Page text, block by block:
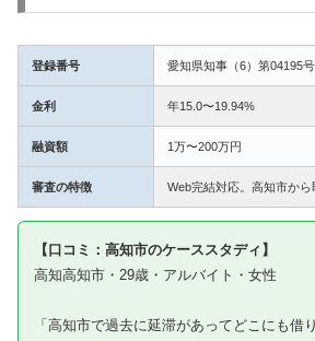
登録番号 愛知県知事（6）第04195号
金利 年15.0〜19.94%
融資額 1万〜200万円
審査の特徴 Web完結対応。高知市か
【口コミ：高知市のケーススタディ】
高知高知市・29歳・アルバイト・女性
「高知市で過去に延滞があってどこにも借